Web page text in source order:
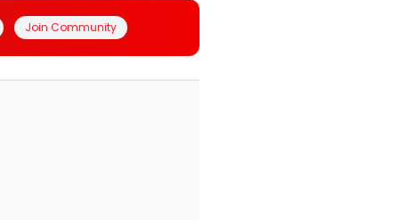
Join Community